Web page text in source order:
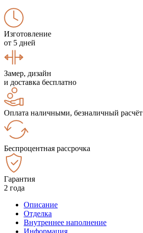
Изготовление
от 5 дней
Замер, дизайн
и доставка бесплатно
Оплата наличными, безналичный расчёт
Беспроцентная рассрочка
Гарантия
2 года
Описание
Отделка
Внутреннее наполнение
Информация